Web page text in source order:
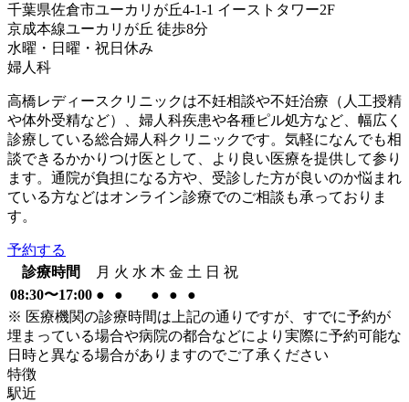
千葉県佐倉市ユーカリが丘4-1-1 イーストタワー2F
京成本線ユーカリが丘 徒歩8分
水曜・日曜・祝日 休み
婦人科
高橋レディースクリニックは不妊相談や不妊治療（人工授精
や体外受精など）、婦人科疾患や各種ピル処方など、幅広く
診療している総合婦人科クリニックです。気軽になんでも相
談できるかかりつけ医として、より良い医療を提供して参り
ます。通院が負担になる方や、受診した方が良いのか悩まれ
ている方などはオンライン診療でのご相談も承っておりま
す。
予約する
診療時間
月 火 水 木 金 土 日 祝
08:30〜17:00 ● ● ● ●
●
※ 医療機関の診療時間は上記の通りですが、すでに予約が
埋まっている場合や病院の都合などにより実際に予約可能な
日時と異なる場合がありますのでご了承ください
特徴
駅近